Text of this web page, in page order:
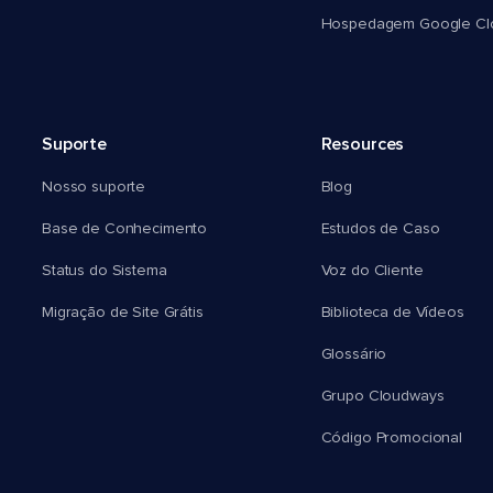
Hospedagem Google
Suporte
Nosso suporte
Base de Conhecimento
Status do Sistema
Migração de Site Grátis
Resources
Blog
Estudos de Caso
Voz do Cliente
Biblioteca de Vídeos
Glossário
Grupo Cloudways
Código Promocional